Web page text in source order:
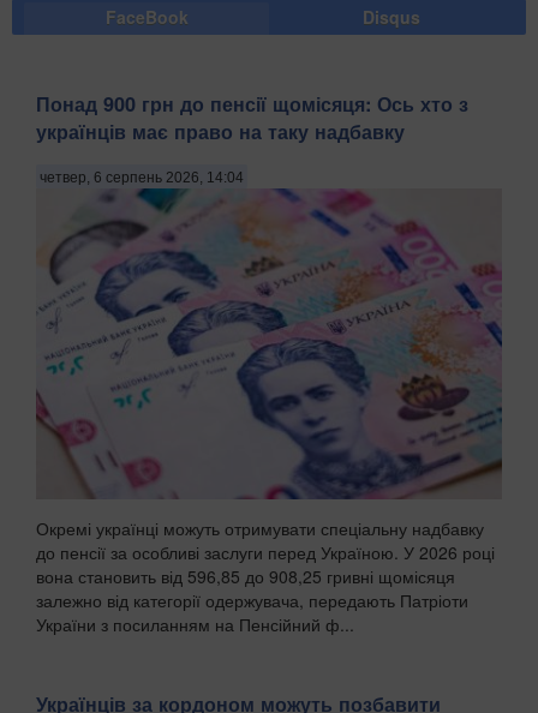
FaceBook Disqus
Понад 900 грн до пенсії щомісяця: Ось хто з
українців має право на таку надбавку
четвер, 6 серпень 2026, 14:04
Окремі українці можуть отримувати спеціальну надбавку
до пенсії за особливі заслуги перед Україною. У 2026 році
вона становить від 596,85 до 908,25 гривні щомісяця
залежно від категорії одержувача, передають Патріоти
України з посиланням на Пенсійний ф...
Українців за кордоном можуть позбавити